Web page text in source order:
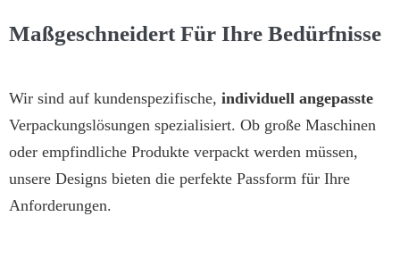
Maßgeschneidert Für Ihre Bedürfnisse
Wir sind auf kundenspezifische, individuell angepasste
Verpackungslösungen spezialisiert. Ob große Maschinen
oder empfindliche Produkte verpackt werden müssen,
unsere Designs bieten die perfekte Passform für Ihre
Anforderungen.